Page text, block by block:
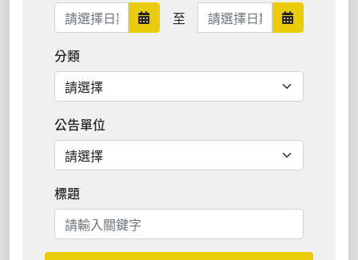
日期範圍開始
至 日期範圍結束 日期範圍
分類
公告單位
標題
搜尋